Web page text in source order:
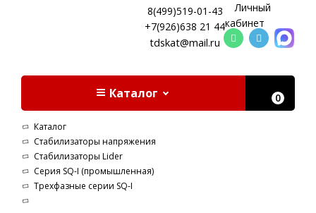
8(499)519-01-43
+7(926)638 21 44
tdskat@mail.ru
Личный
кабинет
Каталог 0
Каталог
Стабилизаторы напряжения
Стабилизаторы Lider
Серия SQ-I (промышленная)
Трехфазные серии SQ-I